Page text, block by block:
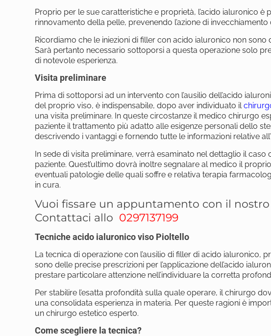
Proprio per le sue caratteristiche e proprietà, l’acido ialuronico
rinnovamento della pelle, prevenendo l’azione di
Ricordiamo che le iniezioni di filler con acido ialuronico non
Sarà pertanto necessario sottoporsi a questa operazione solo
di notevole esperienza.
Visita preliminare
Prima di sottoporsi ad un intervento con l’ausilio dell’acido
del proprio viso, è indispensabile, dopo aver individuato il
una visita preliminare. In queste circostanze il medico chirurgo
paziente il trattamento più adatto alle esigenze personali dello
descrivendo i vantaggi e fornendo tutte le informazioni relative
In sede di visita preliminare, verrà esaminato nel dettaglio il caso
paziente. Quest’ultimo dovrà inoltre segnalare al medico il
eventuali patologie delle quali soffre e relativa terapia
in cura.
Vuoi fissare un appuntamento con il
Contattaci allo 0297137199
Tecniche acido ialuronico viso Pioltello
La tecnica di operazione con l’ausilio di filler di acido ialuronico,
sono delle precise prescrizioni per l’applicazione dell’acido
prestare particolare attenzione nell’individuare la corretta
Per stabilire l’esatta profondità sulla quale operare, il chirurgo
una consolidata esperienza in materia. Per queste ragioni è
un chirurgo estetico esperto.
Come scegliere la tecnica?